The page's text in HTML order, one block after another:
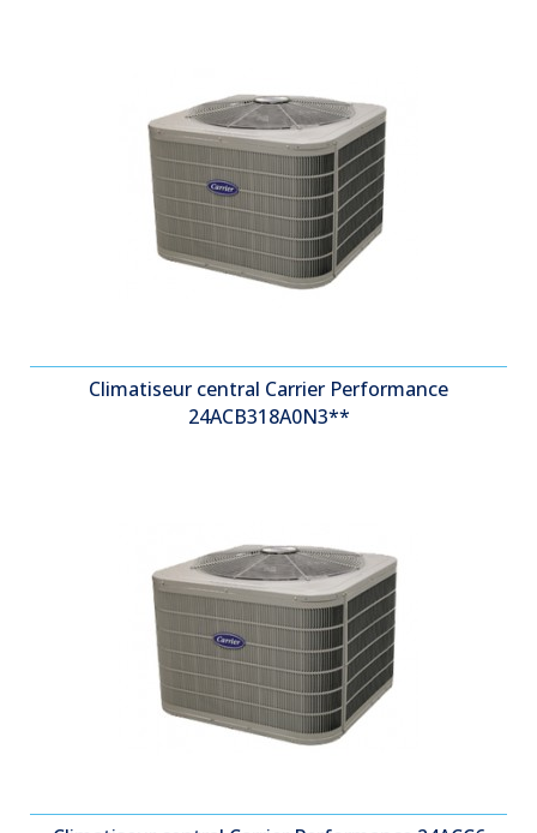
Climatiseur central Carrier Performance
24ACB318A0N3**